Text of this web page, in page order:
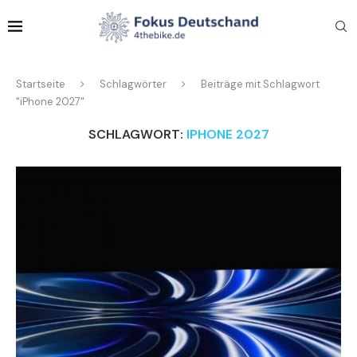
Startseite Schlagwörter
Beiträge mit Schlagwort
"iPhone 2027"
SCHLAGWORT: IPHONE 2027